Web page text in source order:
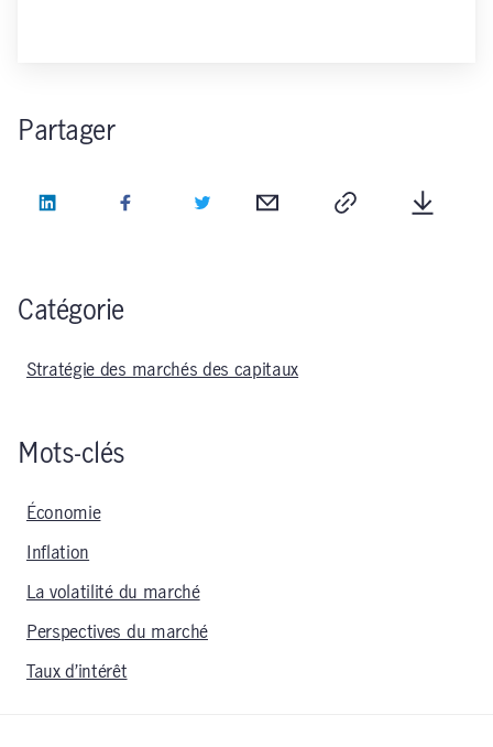
Partager
LinkedIn Facebook Twitter Courriel
Catégorie
Stratégie des marchés des capitaux
Mots-clés
Économie
Inflation
La volatilité du marché
Perspectives du marché
Taux d’intérêt